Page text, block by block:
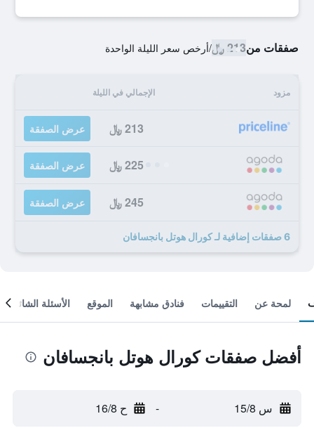
صفقات من213 ﷼ /أرخص سعر الليلة الواحدة
مزود الإجمالي في الليلة
213 ﷼ عرض الصفقة
225 ﷼ عرض الصفقة
245 ﷼ عرض الصفقة
6 صفقات إضافية لـ كورال هوتل بانجسافان
لمحة عن التقييمات فنادق مشابهة الموقع الأسئلة الشائعة
أفضل صفقات كورال هوتل بانجسافان
س 15/8 - ح 16/8